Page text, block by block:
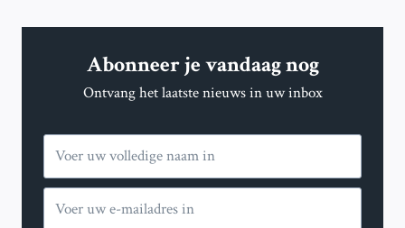
Abonneer je vandaag nog
Ontvang het laatste nieuws in uw inbox